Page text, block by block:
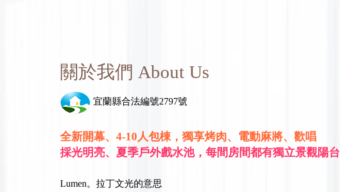
關於我們 About Us
宜蘭縣合法編號2797號
全新開幕、4-10人包棟，獨享烤肉、電動麻將、歡唱
採光明亮、夏季戶外戲水池，每間房間都有獨立景觀陽台
Lumen。拉丁文光的意思